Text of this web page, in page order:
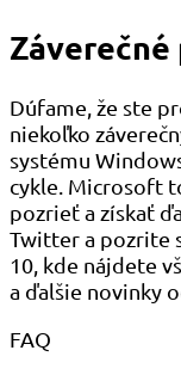
Dúfame, že ste
niekoľko
systému
cykle. Microsoft
pozrieť a získať
Twitter a pozrite
10, kde nájdete
a ďalšie novinky
FAQ